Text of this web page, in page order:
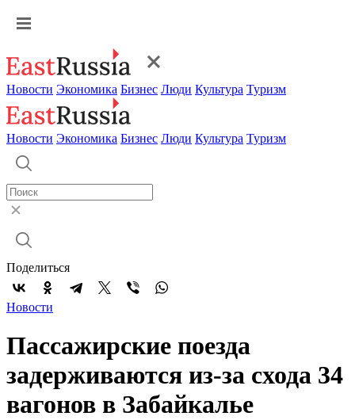
Новости Экономика Бизнес Люди Культура Туризм
Новости Экономика Бизнес Люди Культура Туризм
Поделиться
Новости
Пассажирские поезда
задерживаются из-за схода 34
вагонов в Забайкалье